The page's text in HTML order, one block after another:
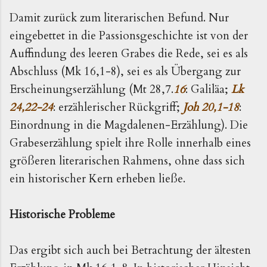
Damit zurück zum literarischen Befund. Nur
eingebettet in die Passionsgeschichte ist von der
Auffindung des leeren Grabes die Rede, sei es als
Abschluss (Mk 16,1-8), sei es als Übergang zur
Erscheinungserzählung (Mt 28,7.16: Galiläa; Lk
24,22-24: erzählerischer Rückgriff; Joh 20,1-18:
Einordnung in die Magdalenen-Erzählung). Die
Grabeserzählung spielt ihre Rolle innerhalb eines
größeren literarischen Rahmens, ohne dass sich
ein historischer Kern erheben ließe.
Historische Probleme
Das ergibt sich auch bei Betrachtung der ältesten